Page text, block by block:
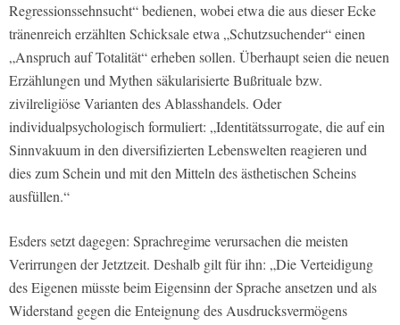
Regressionssehnsucht“ bedienen, wobei etwa die aus dieser Ecke
tränenreich erzählten Schicksale etwa „Schutzsuchender“ einen
„Anspruch auf Totalität“ erheben sollen. Überhaupt seien die neuen
Erzählungen und Mythen säkularisierte Bußrituale bzw.
zivilreligiöse Varianten des Ablasshandels. Oder
individualpsychologisch formuliert: „Identitätssurrogate, die auf ein
Sinnvakuum in den diversifizierten Lebenswelten reagieren und
dies zum Schein und mit den Mitteln des ästhetischen Scheins
ausfüllen.“
Esders setzt dagegen: Sprachregime verursachen die meisten
Verirrungen der Jetztzeit. Deshalb gilt für ihn: „Die Verteidigung
des Eigenen müsste beim Eigensinn der Sprache ansetzen und als
Widerstand gegen die Enteignung des Ausdrucksvermögens